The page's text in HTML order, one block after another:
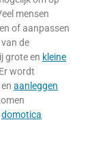
mensen
of aanpassen
de
grote en kleine
wordt
en aanleggen
domotica